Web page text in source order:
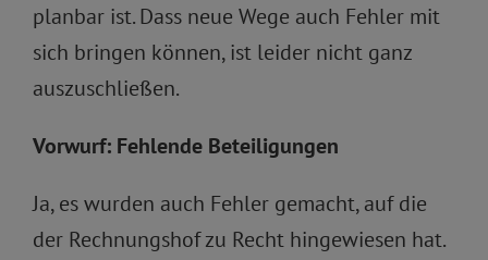
planbar ist. Dass neue Wege auch Fehler mit
sich bringen können, ist leider nicht ganz
auszuschließen.
Vorwurf: Fehlende Beteiligungen
Ja, es wurden auch Fehler gemacht, auf die
der Rechnungshof zu Recht hingewiesen hat.